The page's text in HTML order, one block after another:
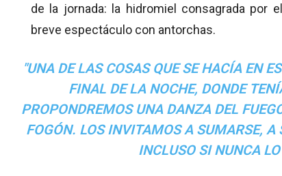
de la jornada: la hidromiel consagrada por
breve espectáculo con antorchas.
"UNA DE LAS COSAS QUE SE HACÍA EN
FINAL DE LA NOCHE, DONDE
PROPONDREMOS UNA DANZA DEL
FOGÓN. LOS INVITAMOS A SUMARSE, A
INCLUSO SI NUNCA